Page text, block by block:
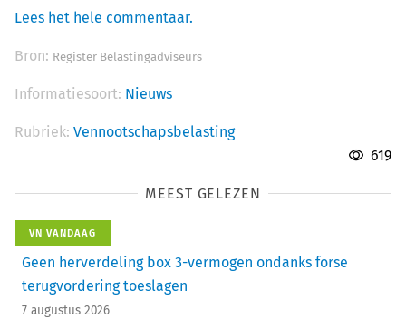
Lees het hele commentaar.
Bron: Register Belastingadviseurs
Informatiesoort: Nieuws
Rubriek: Vennootschapsbelasting
619
MEEST GELEZEN
VN VANDAAG
Geen herverdeling box 3-vermogen ondanks forse
terugvordering toeslagen
7 augustus 2026